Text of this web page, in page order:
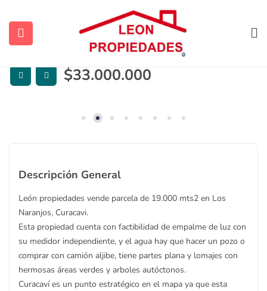
(Vendidas y Arrendadas)
(Sugerencias)
León propiedades vende parcela de
19.000 mts2 en Los Naranjos, Curacavi.
$33.000.000
Descripción General
León propiedades vende parcela de 19.000 mts2 en Los
Naranjos, Curacavi.
Esta propiedad cuenta con factibilidad de empalme de luz con
su medidor independiente, y el agua hay que hacer un pozo o
comprar con camión aljibe, tiene partes plana y lomajes con
hermosas áreas verdes y arboles autóctonos.
Curacaví es un punto estratégico en el mapa ya que esta